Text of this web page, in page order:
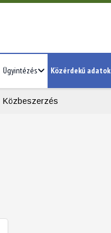
Ügyintézés Közérdekű adatok
Közbeszerzés